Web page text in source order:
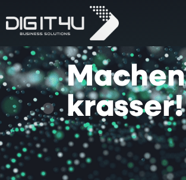
Machen
krasser!